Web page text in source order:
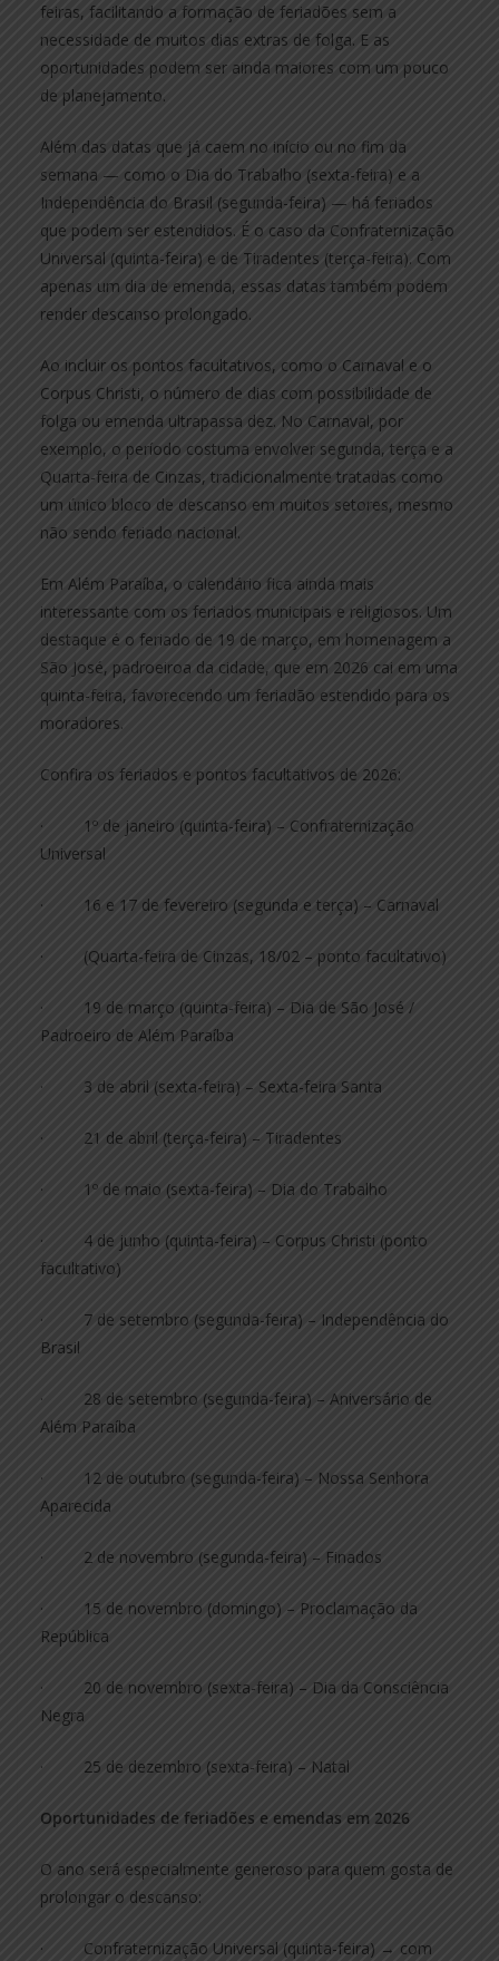
feiras, facilitando a formação de feriadões sem a
necessidade de muitos dias extras de folga. E as
oportunidades podem ser ainda maiores com um pouco
de planejamento.
Além das datas que já caem no início ou no fim da
semana — como o Dia do Trabalho (sexta-feira) e a
Independência do Brasil (segunda-feira) — há feriados
que podem ser estendidos. É o caso da Confraternização
Universal (quinta-feira) e de Tiradentes (terça-feira). Com
apenas um dia de emenda, essas datas também podem
render descanso prolongado.
Ao incluir os pontos facultativos, como o Carnaval e o
Corpus Christi, o número de dias com possibilidade de
folga ou emenda ultrapassa dez. No Carnaval, por
exemplo, o período costuma envolver segunda, terça e a
Quarta-feira de Cinzas, tradicionalmente tratadas como
um único bloco de descanso em muitos setores, mesmo
não sendo feriado nacional.
Em Além Paraíba, o calendário fica ainda mais
interessante com os feriados municipais e religiosos. Um
destaque é o feriado de 19 de março, em homenagem a
São José, padroeiroa da cidade, que em 2026 cai em uma
quinta-feira, favorecendo um feriadão estendido para os
moradores.
Confira os feriados e pontos facultativos de 2026:
· 1º de janeiro (quinta-feira) – Confraternização
Universal
· 16 e 17 de fevereiro (segunda e terça) – Carnaval
· (Quarta-feira de Cinzas, 18/02 – ponto facultativo)
· 19 de março (quinta-feira) – Dia de São José /
Padroeiro de Além Paraíba
· 3 de abril (sexta-feira) – Sexta-feira Santa
· 21 de abril (terça-feira) – Tiradentes
· 1º de maio (sexta-feira) – Dia do Trabalho
· 4 de junho (quinta-feira) – Corpus Christi (ponto
facultativo)
· 7 de setembro (segunda-feira) – Independência do
Brasil
· 28 de setembro (segunda-feira) – Aniversário de
Além Paraíba
· 12 de outubro (segunda-feira) – Nossa Senhora
Aparecida
· 2 de novembro (segunda-feira) – Finados
· 15 de novembro (domingo) – Proclamação da
República
· 20 de novembro (sexta-feira) – Dia da Consciência
Negra
· 25 de dezembro (sexta-feira) – Natal
Oportunidades de feriadões e emendas em 2026
O ano será especialmente generoso para quem gosta de
prolongar o descanso:
· Confraternização Universal (quinta-feira) → com